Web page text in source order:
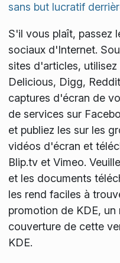
sans but lucratif
S'il vous plaît, passez
sociaux d'Internet.
sites d'articles,
Delicious, Digg,
captures d'écran de
de services sur
et publiez les sur les
vidéos d'écran et
Blip.tv et Vimeo.
et les documents
les rend faciles à
promotion de KDE,
couverture de cette
KDE.